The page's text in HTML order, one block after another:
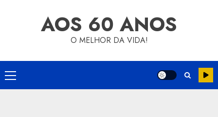
AOS 60 ANOS
O MELHOR DA VIDA!
Primary
Menu